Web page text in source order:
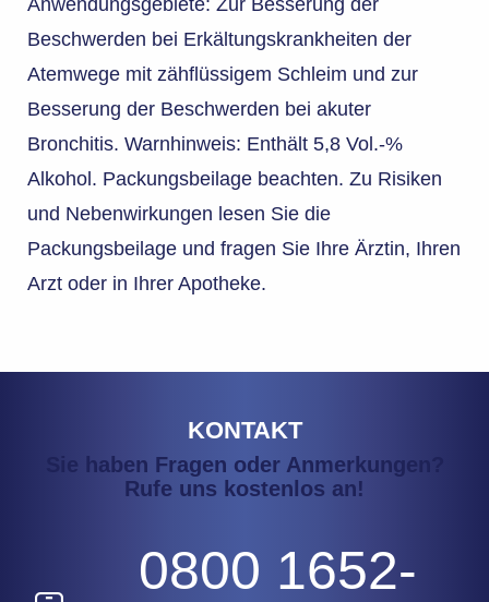
Anwendungsgebiete: Zur Besserung der
Beschwerden bei Erkältungskrankheiten der
Atemwege mit zähflüssigem Schleim und zur
Besserung der Beschwerden bei akuter
Bronchitis. Warnhinweis: Enthält 5,8 Vol.-%
Alkohol. Packungsbeilage beachten. Zu Risiken
und Nebenwirkungen lesen Sie die
Packungsbeilage und fragen Sie Ihre Ärztin, Ihren
Arzt oder in Ihrer Apotheke.
KONTAKT
Sie haben Fragen oder Anmerkungen?
Rufe uns kostenlos an!
0800 1652-